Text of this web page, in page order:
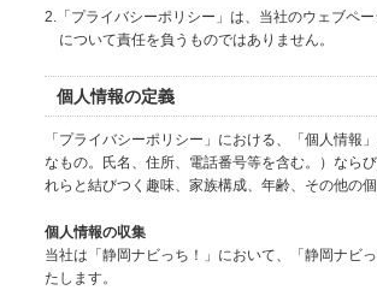
2.「プライバシーポリシー」は、当社のウェブペ
について責任を負うものではありません。
個人情報の定義
「プライバシーポリシー」における、「個人情
なもの。氏名、住所、電話番号等を含む。）なら
れらと結びつく趣味、家族構成、年齢、その他の
個人情報の収集
当社は「静岡ナビっち！」において、「静岡ナビ
たします。